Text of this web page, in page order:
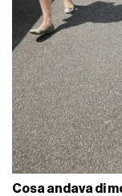
Cosa andava di